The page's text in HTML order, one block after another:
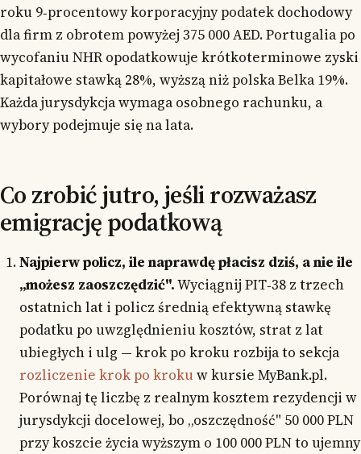
roku 9‑procentowy korporacyjny podatek dochodowy
dla firm z obrotem powyżej 375 000 AED. Portugalia po
wycofaniu NHR opodatkowuje krótkoterminowe zyski
kapitałowe stawką 28%, wyższą niż polska Belka 19%.
Każda jurysdykcja wymaga osobnego rachunku, a
wybory podejmuje się na lata.
Co zrobić jutro, jeśli rozważasz
emigrację podatkową
Najpierw policz, ile naprawdę płacisz dziś, a nie ile
„możesz zaoszczędzić".Wyciągnij PIT‑38 z trzech
ostatnich lat i policz średnią efektywną stawkę
podatku po uwzględnieniu kosztów, strat z lat
ubiegłych i ulg — krok po kroku rozbija to sekcja
rozliczenie krok po krokuw kursie MyBank.pl.
Porównaj tę liczbę z realnym kosztem rezydencji w
jurysdykcji docelowej, bo „oszczędność" 50 000 PLN
przy koszcie życia wyższym o 100 000 PLN to ujemny